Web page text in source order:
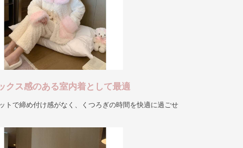
クス感のある室内着として最適
トで締め付け感がなく、くつろぎの時間を快適に過ごせ